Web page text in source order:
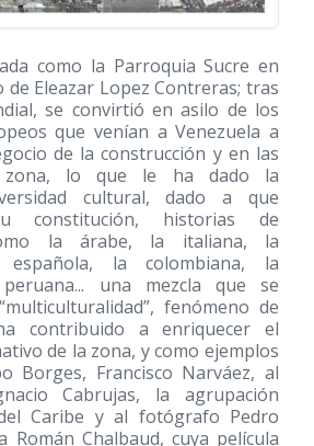
como la Parroquia Sucre en
de Eleazar Lopez Contreras; tras
se convirtió en asilo de los
que venían a Venezuela a
de la construcción y en las
lo que le ha dado la
cultural, dado a que
constitución, historias de
la árabe, la italiana, la
española, la colombiana, la
una mezcla que se
fenómeno de
contribuido a enriquecer el
de la zona, y como ejemplos
Borges, Francisco Narváez, al
Cabrujas, la agrupación
Caribe y al fotógrafo Pedro
Román Chalbaud, cuya película